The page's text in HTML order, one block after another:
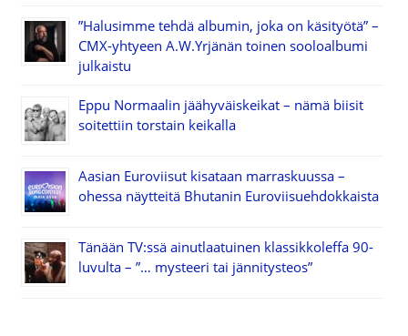
”Halusimme tehdä albumin, joka on käsityötä” –
CMX-yhtyeen A.W.Yrjänän toinen sooloalbumi
julkaistu
Eppu Normaalin jäähyväiskeikat – nämä biisit
soitettiin torstain keikalla
Aasian Euroviisut kisataan marraskuussa –
ohessa näytteitä Bhutanin Euroviisuehdokkaista
Tänään TV:ssä ainutlaatuinen klassikkoleffa 90-
luvulta – ”… mysteeri tai jännitysteos”